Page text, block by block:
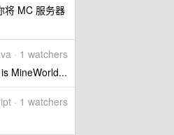
将 MC 服务器
· 1 watchers
MineWorld...
· 1 watchers